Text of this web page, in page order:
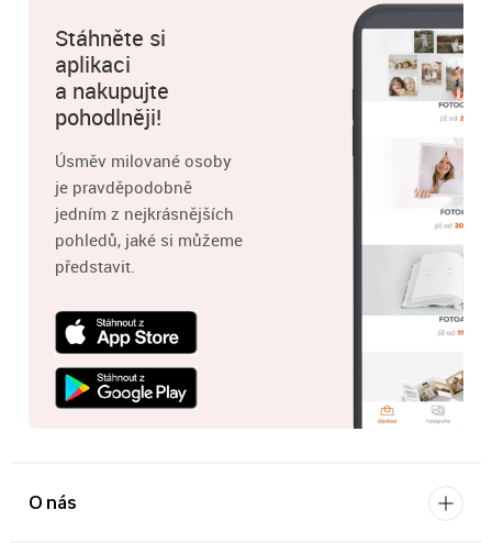
Stáhněte si
aplikaci
a nakupujte
pohodlněji!
Úsměv milované osoby
je pravděpodobně
jedním z nejkrásnějších
pohledů, jaké si můžeme
představit.
O nás